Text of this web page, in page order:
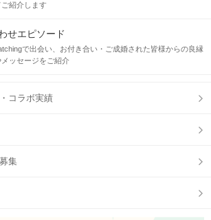
紹介します
せエピソード
で出会い、お付き合い・ご成婚された皆様からの良縁
ッセージをご紹介
コラボ実績
集